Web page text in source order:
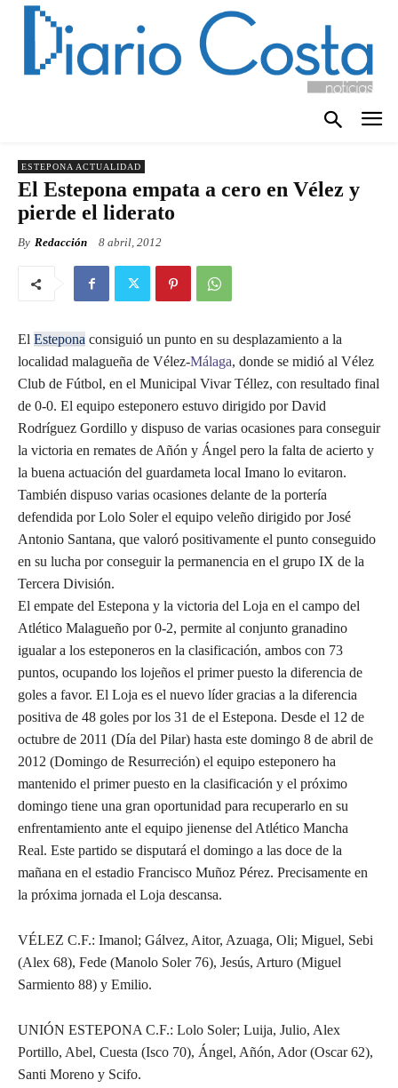
ESTEPONA ACTUALIDAD
El Estepona empata a cero en Vélez y
pierde el liderato
By Redacción 8 abril, 2012
El Estepona consiguió un punto en su desplazamiento a la
localidad malagueña de Vélez-Málaga, donde se midió al Vélez
Club de Fútbol, en el Municipal Vivar Téllez, con resultado final
de 0-0. El equipo esteponero estuvo dirigido por David
Rodríguez Gordillo y dispuso de varias ocasiones para conseguir
la victoria en remates de Añón y Ángel pero la falta de acierto y
la buena actuación del guardameta local Imano lo evitaron.
También dispuso varias ocasiones delante de la portería
defendida por Lolo Soler el equipo veleño dirigido por José
Antonio Santana, que valoró positivamente el punto conseguido
en su lucha por conseguir la permanencia en el grupo IX de la
Tercera División.
El empate del Estepona y la victoria del Loja en el campo del
Atlético Malagueño por 0-2, permite al conjunto granadino
igualar a los esteponeros en la clasificación, ambos con 73
puntos, ocupando los lojeños el primer puesto la diferencia de
goles a favor. El Loja es el nuevo líder gracias a la diferencia
positiva de 48 goles por los 31 de el Estepona. Desde el 12 de
octubre de 2011 (Día del Pilar) hasta este domingo 8 de abril de
2012 (Domingo de Resurreción) el equipo esteponero ha
mantenido el primer puesto en la clasificación y el próximo
domingo tiene una gran oportunidad para recuperarlo en su
enfrentamiento ante el equipo jienense del Atlético Mancha
Real. Este partido se disputará el domingo a las doce de la
mañana en el estadio Francisco Muñoz Pérez. Precisamente en
la próxima jornada el Loja descansa.
VÉLEZ C.F.: Imanol; Gálvez, Aitor, Azuaga, Oli; Miguel, Sebi
(Alex 68), Fede (Manolo Soler 76), Jesús, Arturo (Miguel
Sarmiento 88) y Emilio.
UNIÓN ESTEPONA C.F.: Lolo Soler; Luija, Julio, Alex
Portillo, Abel, Cuesta (Isco 70), Ángel, Añón, Ador (Oscar 62),
Santi Moreno y Scifo.